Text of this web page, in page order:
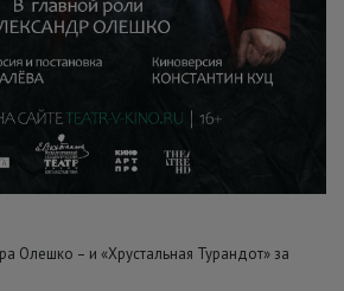
Олешко – и «Хрустальная Турандот» за